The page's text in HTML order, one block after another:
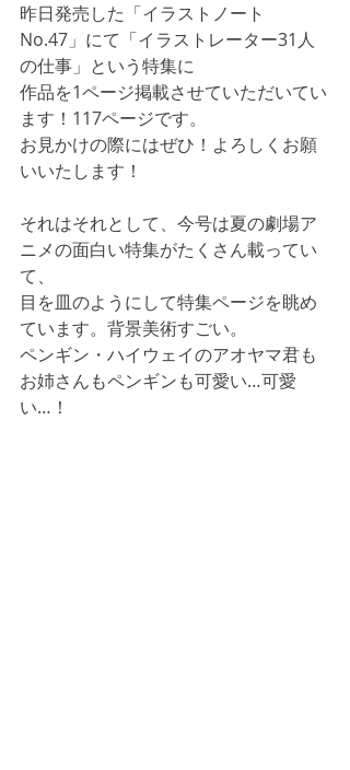
昨日発売した「イラストノート
No.47」にて「イラストレーター31人
の仕事」という特集に
作品を1ページ掲載させていただいてい
ます！117ページです。
お見かけの際にはぜひ！よろしくお願
いいたします！
それはそれとして、今号は夏の劇場ア
ニメの面白い特集がたくさん載ってい
て、
目を皿のようにして特集ページを眺め
ています。背景美術すごい。
ペンギン・ハイウェイのアオヤマ君も
お姉さんもペンギンも可愛い…可愛
い…！